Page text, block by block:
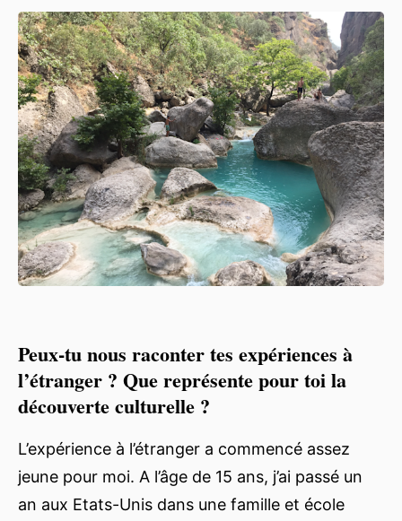
Peux-tu nous raconter tes expériences à
l’étranger ? Que représente pour toi la
découverte culturelle ?
L’expérience à l’étranger a commencé assez
jeune pour moi. A l’âge de 15 ans, j’ai passé un
an aux Etats-Unis dans une famille et école